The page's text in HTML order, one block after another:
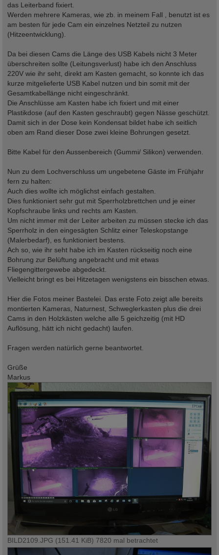
das Leiterband fixiert.
Werden mehrere Kameras, wie zb. in meinem Fall , benutzt ist es
am besten für jede Cam ein einzelnes Netzteil zu nutzen
(Hitzeentwicklung).
Da bei diesen Cams die Länge des USB Kabels nicht 3 Meter
überschreiten sollte (Leitungsverlust) habe ich den Anschluss
220V wie ihr seht, direkt am Kasten gemacht, so konnte ich das
kurze mitgelieferte USB Kabel nutzen und bin somit mit der
Gesamtkabellänge nicht eingeschränkt.
Die Anschlüsse am Kasten habe ich fixiert und mit einer
Plastikdose (auf den Kasten geschraubt) gegen Nässe geschützt.
Damit sich in der Dose kein Kondensat bildet habe ich seitlich
oben am Rand dieser Dose zwei kleine Bohrungen gesetzt.
Bitte Kabel für den Aussenbereich (Gummi/ Silikon) verwenden.
Nun zu dem Lochverschluss um ungebetene Gäste im Frühjahr
fern zu halten:
Auch dies wollte ich möglichst einfach gestalten.
Dies funktioniert sehr gut mit Sperrholzbrettchen und je einer
Kopfschraube links und rechts am Kasten.
Um nicht immer mit der Leiter arbeiten zu müssen stecke ich das
Sperrholz in den eingesägten Schlitz einer Teleskopstange
(Malerbedarf), es funktioniert bestens.
Ach so, wie ihr seht habe ich im Kasten rückseitig noch eine
Bohrung zur Belüftung angebracht und mit etwas
Fliegengittergewebe abgedeckt.
Vielleicht bringt es bei Hitzetagen wenigstens ein bisschen etwas.
Hier die Fotos meiner Bastelei. Das erste Foto zeigt alle bereits
montierten Kameras, Naturnest, Schweglerkasten plus die drei
Cams in den Holzkästen welche alle 5 geichzeitig (mit HD
Auflösung, hätt ich nicht gedacht) laufen.
Fragen werden natürlich gerne beantwortet.
Grüße
Markus
BILD2109.JPG (151.41 KiB) 7820 mal betrachtet